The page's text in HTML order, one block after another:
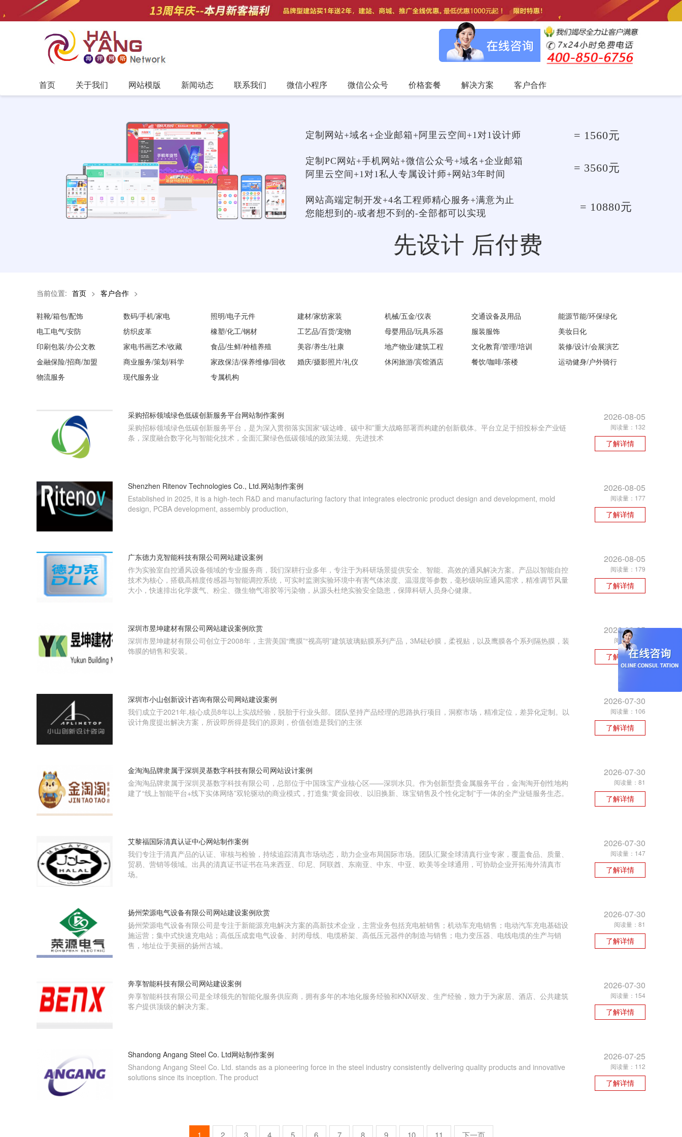
首页 关于我们 网站模版 新闻动态 联系我们 微信小程序 微信公众号 价格套餐 解决方案 客户合作
定制网站+域名+企业邮箱+阿里云空间+1对1设计师 = 1560元
定制PC网站+手机网站+微信公众号+域名+企业邮箱
阿里云空间+1对1私人专属设计师+网站3年时间
= 3560元
网站高端定制开发+4名工程师精心服务+满意为止
您能想到的-或者想不到的-全部都可以实现
= 10880元
先设计 后付费
当前位置: 首页 > 客户合作 >
鞋靴/箱包/配饰 数码/手机/家电 照明/电子元件 建材/家纺家装 机械/五金/仪表 交通设备及用品
能源节能/环保绿化
电工电气/安防
纺织皮革 橡塑/化工/钢材 工艺品/百货/宠物 母婴用品/玩具乐器 服装服饰
美妆日化
印刷包装/办公文教
家电书画艺术/收藏 食品/生鲜/种植养殖 美容/养生/社康 地产物业/建筑工程 文化教育/管理/培训
装修/设计/会展演艺
金融保险/招商/加盟
商业服务/策划/科学 家政保洁/保养维修/回收 婚庆/摄影照片/礼仪 休闲旅游/宾馆酒店 餐饮/咖啡/茶楼
运动健身/户外骑行
物流服务
现代服务业 专属机构
采购招标领域绿色低碳创新服务平台网站制作案例
采购招标领域绿色低碳创新服务平台，是为深入贯彻落实国家“碳达峰、碳中和”重大战略部署而构建的创新载体。平台立足于招投标全产业链
条，深度融合数字化与智能化技术，全面汇聚绿色低碳领域的政策法规、先进技术
2026-08-05
阅读量：132
了解详情
Shenzhen Ritenov Technologies Co., Ltd.网站制作案例
Established in 2025, it is a high-tech R&D and manufacturing factory that integrates electronic product design and development, mold
design, PCBA development, assembly production,
2026-08-05
阅读量：177
了解详情
广东德力克智能科技有限公司网站建设案例
作为实验室自控通风设备领域的专业服务商，我们深耕行业多年，专注于为科研场景提供安全、智能、高效的通风解决方案。产品以智能自控
技术为核心，搭载高精度传感器与智能调控系统，可实时监测实验环境中有害气体浓度、温湿度等参数，毫秒级响应通风需求，精准调节风量
大小，快速排出化学废气、粉尘、微生物气溶胶等污染物，从源头杜绝实验安全隐患，保障科研人员身心健康。
2026-08-05
阅读量：179
了解详情
深圳市昱坤建材有限公司网站建设案例欣赏
深圳市昱坤建材有限公司创立于2008年，主营美国“鹰膜”“视高明”建筑玻璃贴膜系列产品，3M砝砂膜，柔视贴，以及鹰膜各个系列隔热膜，装
饰膜的销售和安装。
2026-08-05
阅读量：56
了解详情
深圳市小山创新设计咨询有限公司网站建设案例
我们成立于2021年,核心成员8年以上实战经验，脱胎于行业头部。团队坚持产品经理的思路执行项目，洞察市场，精准定位，差异化定制。以
设计角度提出解决方案，所设即所得是我们的原则，价值创造是我们的主张
2026-07-30
阅读量：106
了解详情
金淘淘品牌隶属于深圳灵基数字科技有限公司网站设计案例
金淘淘品牌隶属于深圳灵基数字科技有限公司，总部位于中国珠宝产业核心区——深圳水贝。作为创新型贵金属服务平台，金淘淘开创性地构
建了“线上智能平台+线下实体网络”双轮驱动的商业模式，打造集“黄金回收、以旧换新、珠宝销售及个性化定制”于一体的全产业链服务生态。
2026-07-30
阅读量：81
了解详情
艾黎福国际清真认证中心网站制作案例
我们专注于清真产品的认证、审核与检验，持续追踪清真市场动态，助力企业布局国际市场。团队汇聚全球清真行业专家，覆盖食品、质量、
贸易、营销等领域。出具的清真证书证书在马来西亚、印尼、阿联酋、东南亚、中东、中亚、欧美等全球通用，可协助企业开拓海外清真市
场。
2026-07-30
阅读量：147
了解详情
扬州荣源电气设备有限公司网站建设案例欣赏
扬州荣源电气设备有限公司是专注于新能源充电解决方案的高新技术企业，主营业务包括充电桩销售；机动车充电销售；电动汽车充电基础设
施运营；集中式快速充电站；高低压成套电气设备、封闭母线、电缆桥架、高低压元器件的制造与销售；电力变压器、电线电缆的生产与销
售，地址位于美丽的扬州古城。
2026-07-30
阅读量：81
了解详情
奔享智能科技有限公司网站建设案例
奔享智能科技有限公司是全球领先的智能化服务供应商，拥有多年的本地化服务经验和KNX研发、生产经验，致力于为家居、酒店、公共建筑
客户提供顶级的解决方案。
2026-07-30
阅读量：154
了解详情
Shandong Angang Steel Co. Ltd网站制作案例
Shandong Angang Steel Co. Ltd. stands as a pioneering force in the steel industry consistently delivering quality products and innovative
solutions since its inception. The product
2026-07-25
阅读量：112
了解详情
1 2 3 4 5 6 7 8 9 10 11 下一页